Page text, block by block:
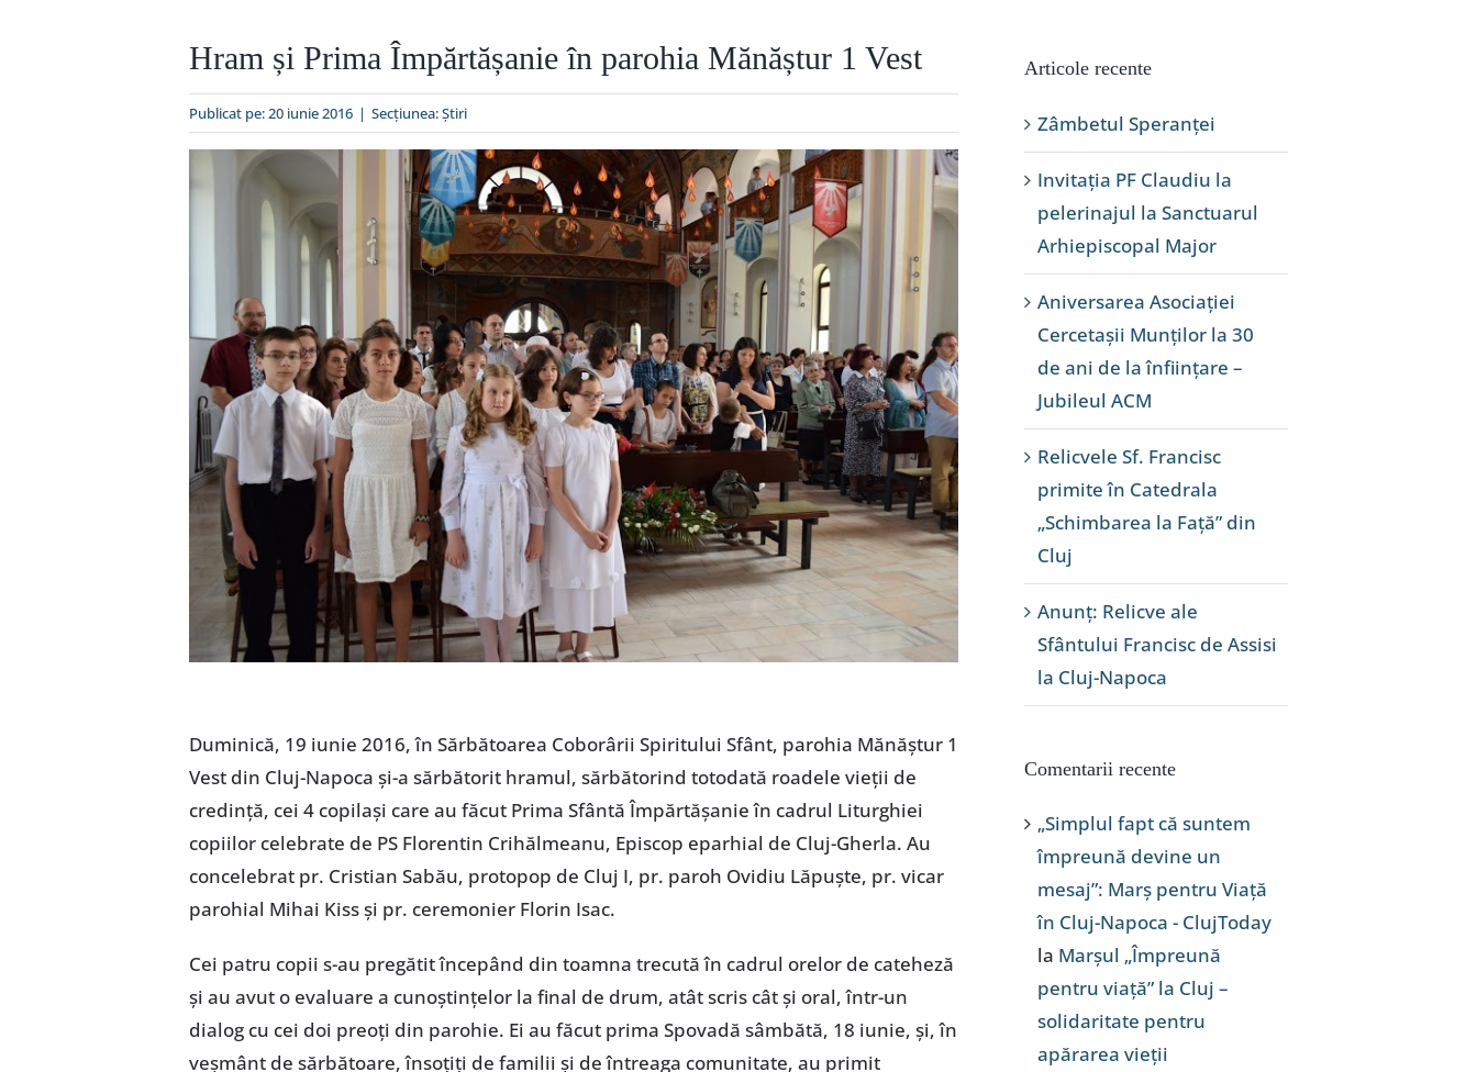
Hram și Prima Împărtășanie în parohia Mănăștur 1 Vest
Publicat pe: 20 iunie 2016 | Secțiunea:Ştiri
Duminică, 19 iunie 2016, în Sărbătoarea Coborârii Spiritului Sfânt, parohia Mănăștur 1
Vest din Cluj-Napoca și-a sărbătorit hramul, sărbătorind totodată roadele vieții de
credință, cei 4 copilași care au făcut Prima Sfântă Împărtășanie în cadrul Liturghiei
copiilor celebrate de PS Florentin Crihălmeanu, Episcop eparhial de Cluj-Gherla. Au
concelebrat pr. Cristian Sabău, protopop de Cluj I, pr. paroh Ovidiu Lăpuște, pr. vicar
parohial Mihai Kiss și pr. ceremonier Florin Isac.
Cei patru copii s-au pregătit începând din toamna trecută în cadrul orelor de cateheză
și au avut o evaluare a cunoștințelor la final de drum, atât scris cât și oral, într-un
dialog cu cei doi preoți din parohie. Ei au făcut prima Spovadă sâmbătă, 18 iunie, și, în
veșmânt de sărbătoare, însoțiți de familii și de întreaga comunitate, au primit
Articole recente
Zâmbetul Speranței
Invitația PF Claudiu la
pelerinajul la Sanctuarul
Arhiepiscopal Major
Aniversarea Asociației
Cercetașii Munților la 30
de ani de la înființare –
Jubileul ACM
Relicvele Sf. Francisc
primite în Catedrala
„Schimbarea la Față” din
Cluj
Anunț: Relicve ale
Sfântului Francisc de Assisi
la Cluj-Napoca
Comentarii recente
„Simplul fapt că suntem
împreună devine un
mesaj”: Marș pentru Viață
în Cluj-Napoca - ClujToday
la Marșul „Împreună
pentru viață” la Cluj –
solidaritate pentru
apărarea vieții